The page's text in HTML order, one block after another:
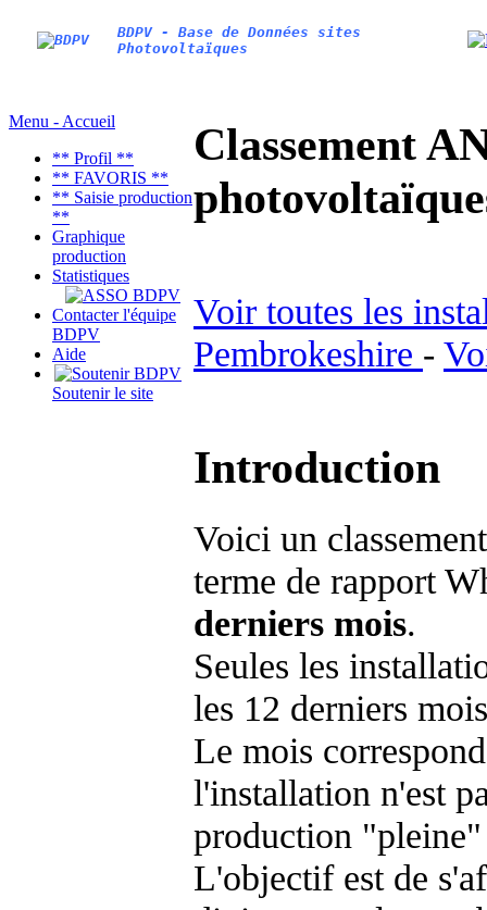
BDPV - Base de Données sites
Photovoltaïques
Menu - Accueil
** Profil **
** FAVORIS **
** Saisie production
**
Graphique
production
Statistiques
Contacter l'équipe
BDPV
Aide
Soutenir le site
Classement
Voir toutes les
Pembrokeshire -
Introduction
Voici un
terme de rapport
derniers mois.
Seules les
les 12 derniers
Le mois
l'installation n'est
production "pleine"
L'objectif est de